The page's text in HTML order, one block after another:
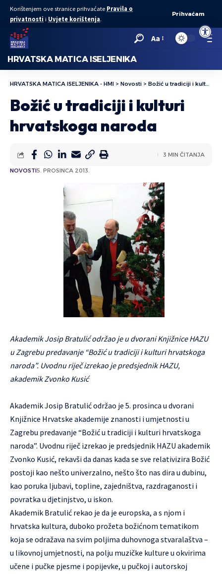
Open
Korištenjem ove stranice prihvaćate Pravila o
privatnosti i Uvjete korištenja.
Prihvaćam
Aa
HRVATSKA MATICA ISELJENIKA
HRVATSKA MATICA ISELJENIKA - HMI > Novosti > Božić u tradiciji i kulturi hrvatskoga naroda
Božić u tradiciji i kulturi
hrvatskoga naroda
NOVOSTI5. PROSINCA 2013.
3 MIN ČITANJA
Akademik Josip Bratulić održao je u dvorani Knjižnice HAZU
u Zagrebu predavanje “Božić u tradiciji i kulturi hrvatskoga
naroda”. Uvodnu riječ izrekao je predsjednik HAZU,
akademik Zvonko Kusić
Akademik Josip Bratulić održao je 5. prosinca u dvorani
Knjižnice Hrvatske akademije znanosti i umjetnosti u
Zagrebu predavanje “Božić u tradiciji i kulturi hrvatskoga
naroda”. Uvodnu riječ izrekao je predsjednik HAZU akademik
Zvonko Kusić, rekavši da danas kada se sve relativizira Božić
postoji kao nešto univerzalno, nešto što nas dira u dubinu,
kao poruka ljubavi, topline, zajedništva, razdraganosti i
povratka u djetinjstvo, u iskon.
Akademik Bratulić rekao je da je europska, a s njom i
hrvatska kultura, duboko prožeta božićnom tematikom
koja se odražava na svim poljima duhovnoga stvaralaštva –
u likovnoj umjetnosti, na polju muzičke kulture u okvirima
učene i pučke pjesme i popijevke, u pučkoj i autorskoj